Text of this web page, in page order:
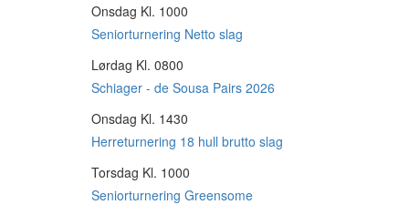
Onsdag Kl. 1000
Seniorturnering Netto slag
Lørdag Kl. 0800
Schiager - de Sousa Pairs 2026
Onsdag Kl. 1430
Herreturnering 18 hull brutto slag
Torsdag Kl. 1000
Seniorturnering Greensome